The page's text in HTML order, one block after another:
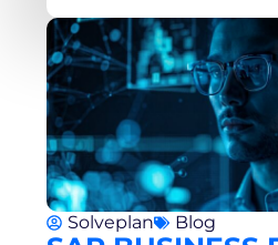
Solveplan Blog